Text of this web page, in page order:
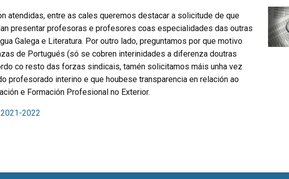
atendidas, entre as cales queremos destacar a solicitude de que
presentar profesoras e profesores coas especialidades das outras
Galega e Literatura. Por outro lado, preguntamos por que motivo
de Portugués (só se cobren interinidades a diferenza doutras
co resto das forzas sindicais, tamén solicitamos máis unha vez
profesorado interino e que houbese transparencia en relación ao
e Formación Profesional no Exterior.
2022